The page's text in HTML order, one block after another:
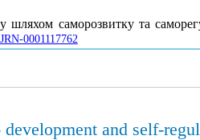
шляхом саморозвитку та
0001117762
and self-